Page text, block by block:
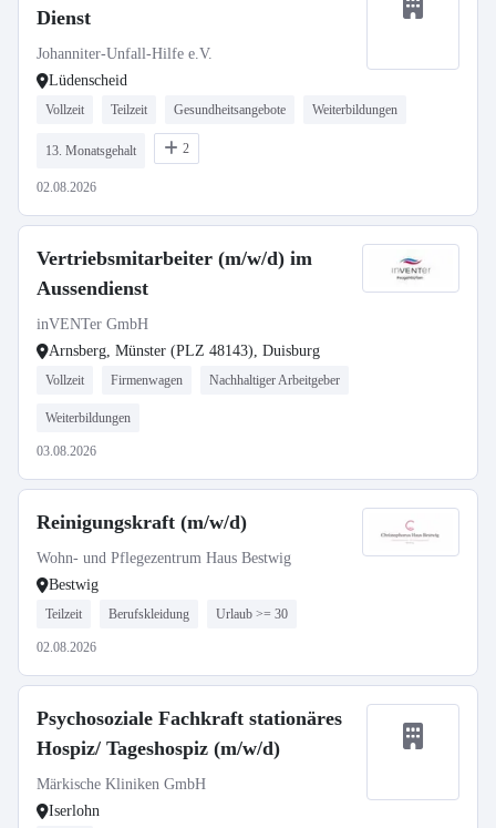
Dienst
Johanniter-Unfall-Hilfe e.V.
Lüdenscheid
Vollzeit Teilzeit Gesundheitsangebote Weiterbildungen
13. Monatsgehalt 2
02.08.2026
Vertriebsmitarbeiter (m/w/d) im
Aussendienst
inVENTer GmbH
Arnsberg, Münster (PLZ 48143), Duisburg
Vollzeit Firmenwagen Nachhaltiger Arbeitgeber
Weiterbildungen
03.08.2026
Reinigungskraft (m/w/d)
Wohn- und Pflegezentrum Haus Bestwig
Bestwig
Teilzeit Berufskleidung Urlaub >= 30
02.08.2026
Psychosoziale Fachkraft stationäres
Hospiz/ Tageshospiz (m/w/d)
Märkische Kliniken GmbH
Iserlohn